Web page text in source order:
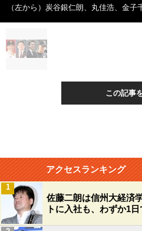
（左から）炭谷銀仁朗、丸佳浩、金
この記事
アクセスランキング
佐藤二朗は信州大経済
トに入社も、わずか1
1